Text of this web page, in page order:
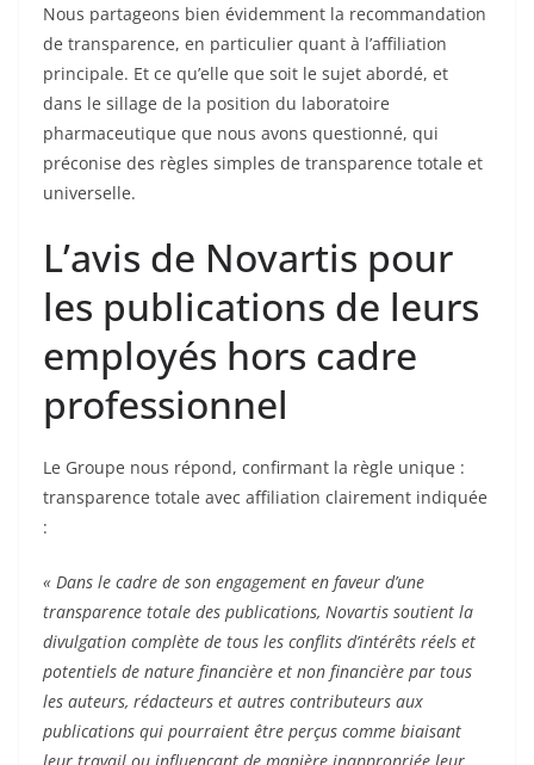
Nous partageons bien évidemment la recommandation
de transparence, en particulier quant à l’affiliation
principale. Et ce qu’elle que soit le sujet abordé, et
dans le sillage de la position du laboratoire
pharmaceutique que nous avons questionné, qui
préconise des règles simples de transparence totale et
universelle.
L’avis de Novartis pour
les publications de leurs
employés hors cadre
professionnel
Le Groupe nous répond, confirmant la règle unique :
transparence totale avec affiliation clairement indiquée
:
« Dans le cadre de son engagement en faveur d’une
transparence totale des publications, Novartis soutient la
divulgation complète de tous les conflits d’intérêts réels et
potentiels de nature financière et non financière par tous
les auteurs, rédacteurs et autres contributeurs aux
publications qui pourraient être perçus comme biaisant